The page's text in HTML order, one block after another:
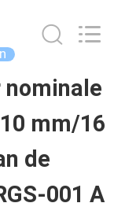
mm/16
de
001 A